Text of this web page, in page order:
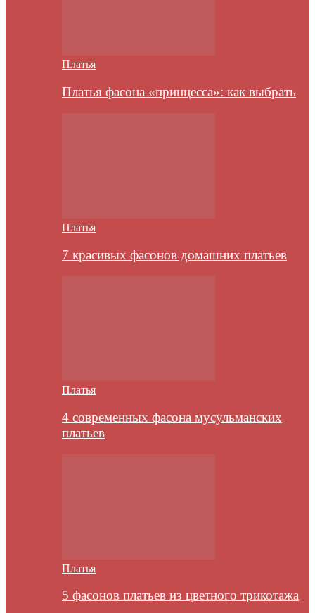
Платья
Платья фасона «принцесса»: как выбрать
Платья
7 красивых фасонов домашних платьев
Платья
4 современных фасона мусульманских
платьев
Платья
5 фасонов платьев из цветного трикотажа